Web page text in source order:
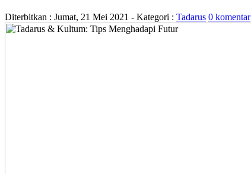
Diterbitkan : Jumat, 21 Mei 2021 - Kategori : Tadarus 0 komentar